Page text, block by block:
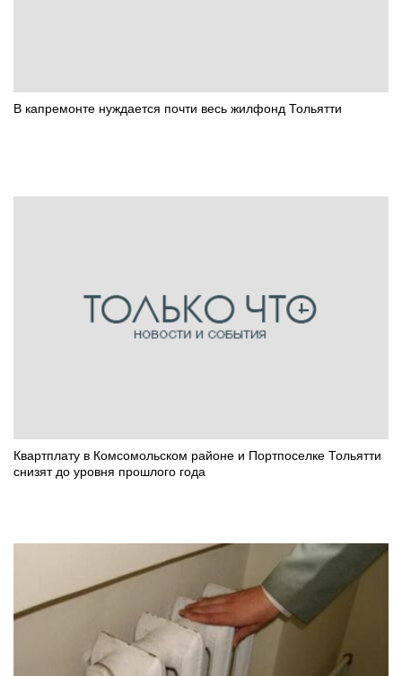
В капремонте нуждается почти весь жилфонд Тольятти
Квартплату в Комсомольском районе и Портпоселке Тольятти
снизят до уровня прошлого года